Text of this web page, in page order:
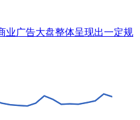
业广告大盘整体呈现出一定规